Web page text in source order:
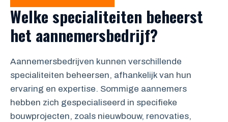
Welke specialiteiten beheerst
het aannemersbedrijf?
Aannemersbedrijven kunnen verschillende
specialiteiten beheersen, afhankelijk van hun
ervaring en expertise. Sommige aannemers
hebben zich gespecialiseerd in specifieke
bouwprojecten, zoals nieuwbouw, renovaties,